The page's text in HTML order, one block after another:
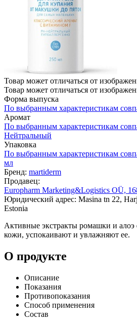
Товар может отличаться от
Товар может отличаться от
Форма выпуска
По выбранным характеристикам
Аромат
По выбранным характеристикам
Нейтральный
Упаковка
По выбранным характеристикам
мл
Бренд: martiderm
Продавец:
Europharm Marketing&Logistics OÜ,
Юридический адрес: Masina tn 22,
Estonia
Активные экстракты ромашки и
кожи, успокаивают и увлажняют ее.
О продукте
Описание
Показания
Противопоказания
Способ применения
Состав